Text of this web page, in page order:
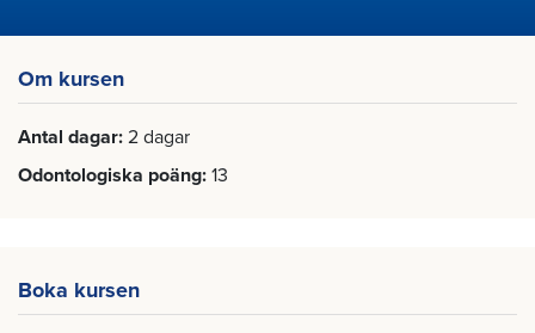
Om kursen
Antal dagar 2 dagar
Odontologiska poäng 13
Boka kursen